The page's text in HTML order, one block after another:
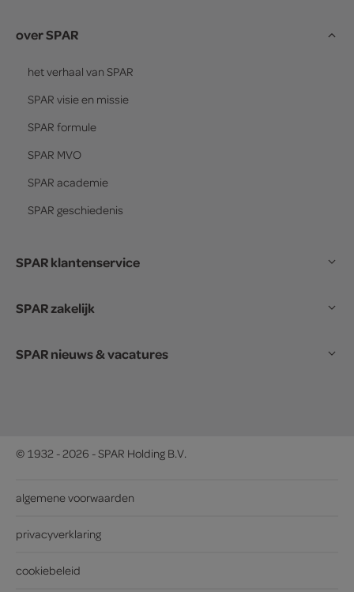
over SPAR
het verhaal van SPAR
SPAR visie en missie
SPAR formule
SPAR MVO
SPAR academie
SPAR geschiedenis
SPAR klantenservice
SPAR zakelijk
SPAR nieuws & vacatures
© 1932 - 2026 - SPAR Holding B.V.
algemene voorwaarden
privacyverklaring
cookiebeleid